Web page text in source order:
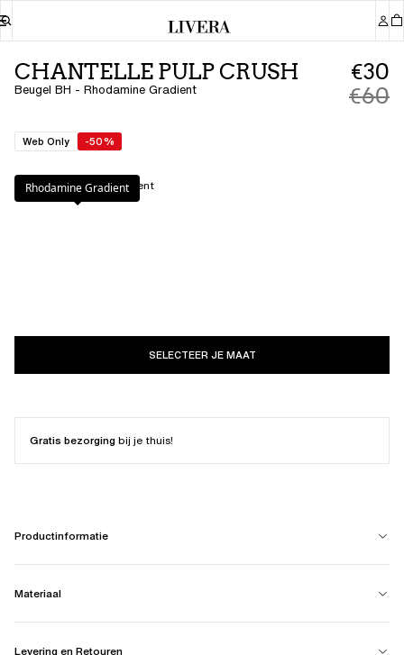
CHANTELLE PULP CRUSH
Beugel BH - Rhodamine Gradient
€30
€60
Web Only -50%
Kleur:Rhodamine Gradient
Rhodamine Gradient
SELECTEER JE MAAT
Gratis bezorgingbij je thuis!
Productinformatie
Materiaal
Levering en Retouren